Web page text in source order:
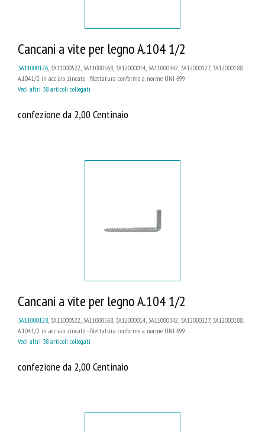
Cancani a vite per legno A.104 1/2
3A11000126, 3A11000522, 3A11000568, 3A12000014, 3A11000342, 3A12000127, 3A12000188...
A.104.1/2 in acciaio zincato - filettatura conforme a norme UNI 699
Vedi altri 38 articoli collegati
confezione da 2,00 Centinaio
Cancani a vite per legno A.104 1/2
3A11000128 , 3A11000522, 3A11000568, 3A12000014, 3A11000342, 3A12000127, 3A12000188...
A.104.1/2 in acciaio zincato - filettatura conforme a norme UNI 699
Vedi altri 38 articoli collegati
confezione da 2,00 Centinaio